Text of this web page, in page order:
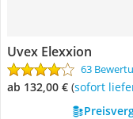
Uvex Elexxion
63
ab 132,00 € ( Sofort